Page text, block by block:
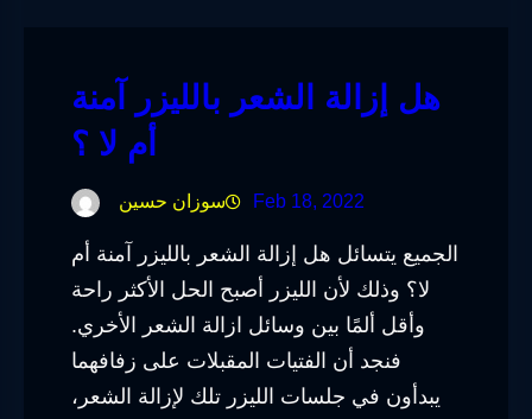
هل إزالة الشعر بالليزر آمنة
أم لا ؟
سوزان حسين Feb 18, 2022
الجميع يتسائل هل إزالة الشعر بالليزر آمنة أم
لا؟ وذلك لأن الليزر أصبح الحل الأكثر راحة
وأقل ألمًا بين وسائل ازالة الشعر الأخري.
فنجد أن الفتيات المقبلات على زفافهما
يبدأون في جلسات الليزر تلك لإزالة الشعر،